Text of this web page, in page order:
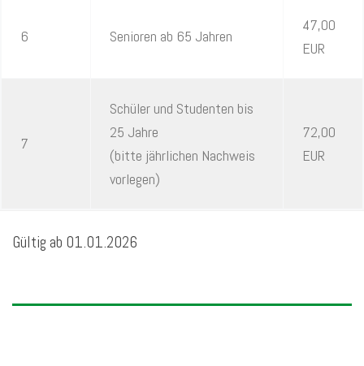
6 Senioren ab 65 Jahren
47,00
EUR
7
Schüler und Studenten bis
25 Jahre
(bitte jährlichen Nachweis
vorlegen)
72,00
EUR
Gültig ab 01.01.2026